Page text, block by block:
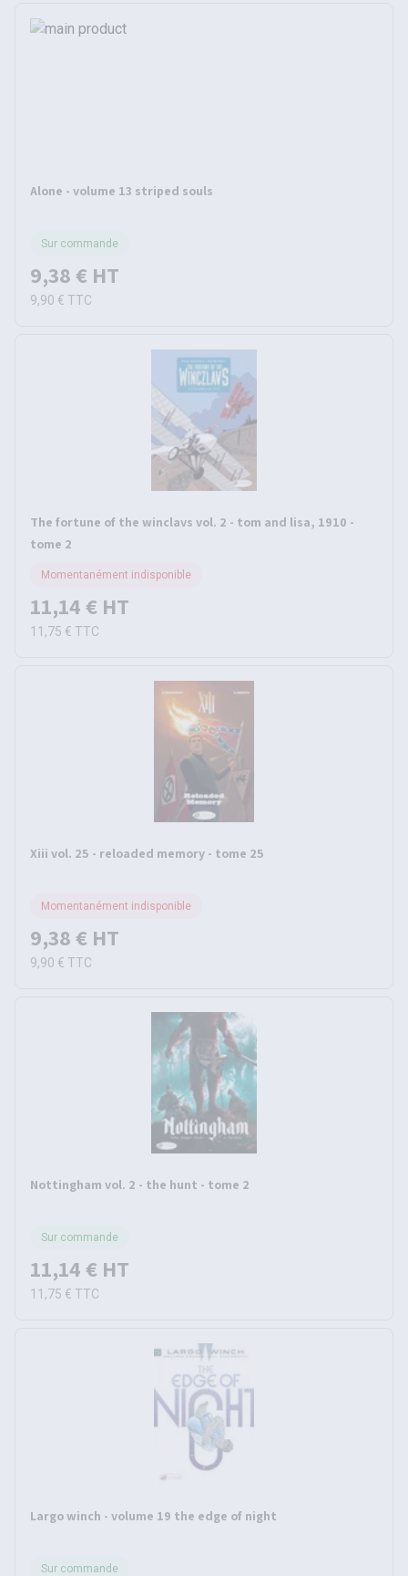
Alone - volume 13 striped souls
Sur commande
9,38 € HT
9,90 € TTC
The fortune of the winclavs vol. 2 - tom and lisa, 1910 -
tome 2
Momentanément indisponible
11,14 € HT
11,75 € TTC
Xiii vol. 25 - reloaded memory - tome 25
Momentanément indisponible
9,38 € HT
9,90 € TTC
Nottingham vol. 2 - the hunt - tome 2
Sur commande
11,14 € HT
11,75 € TTC
Largo winch - volume 19 the edge of night
Sur commande